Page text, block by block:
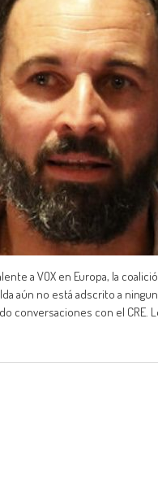
a VOX en Europa, la
aún no está adscrito a
conversaciones con el CRE.